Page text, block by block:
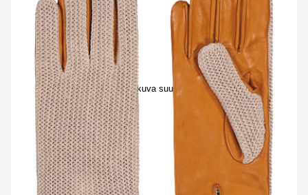
Avaa tuotekuva suurennettuna